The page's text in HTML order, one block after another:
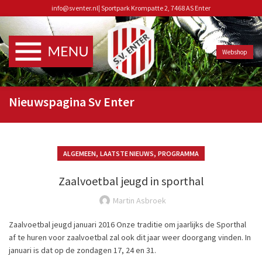
info@sventer.nl| Sportpark Krompatte 2, 7468 AS Enter
Webshop
Nieuwspagina Sv Enter
ALGEMEEN, LAATSTE NIEUWS, PROGRAMMA
Zaalvoetbal jeugd in sporthal
Martin Asbroek
Zaalvoetbal jeugd januari 2016 Onze traditie om jaarlijks de Sporthal
af te huren voor zaalvoetbal zal ook dit jaar weer doorgang vinden. In
januari is dat op de zondagen 17, 24 en 31.